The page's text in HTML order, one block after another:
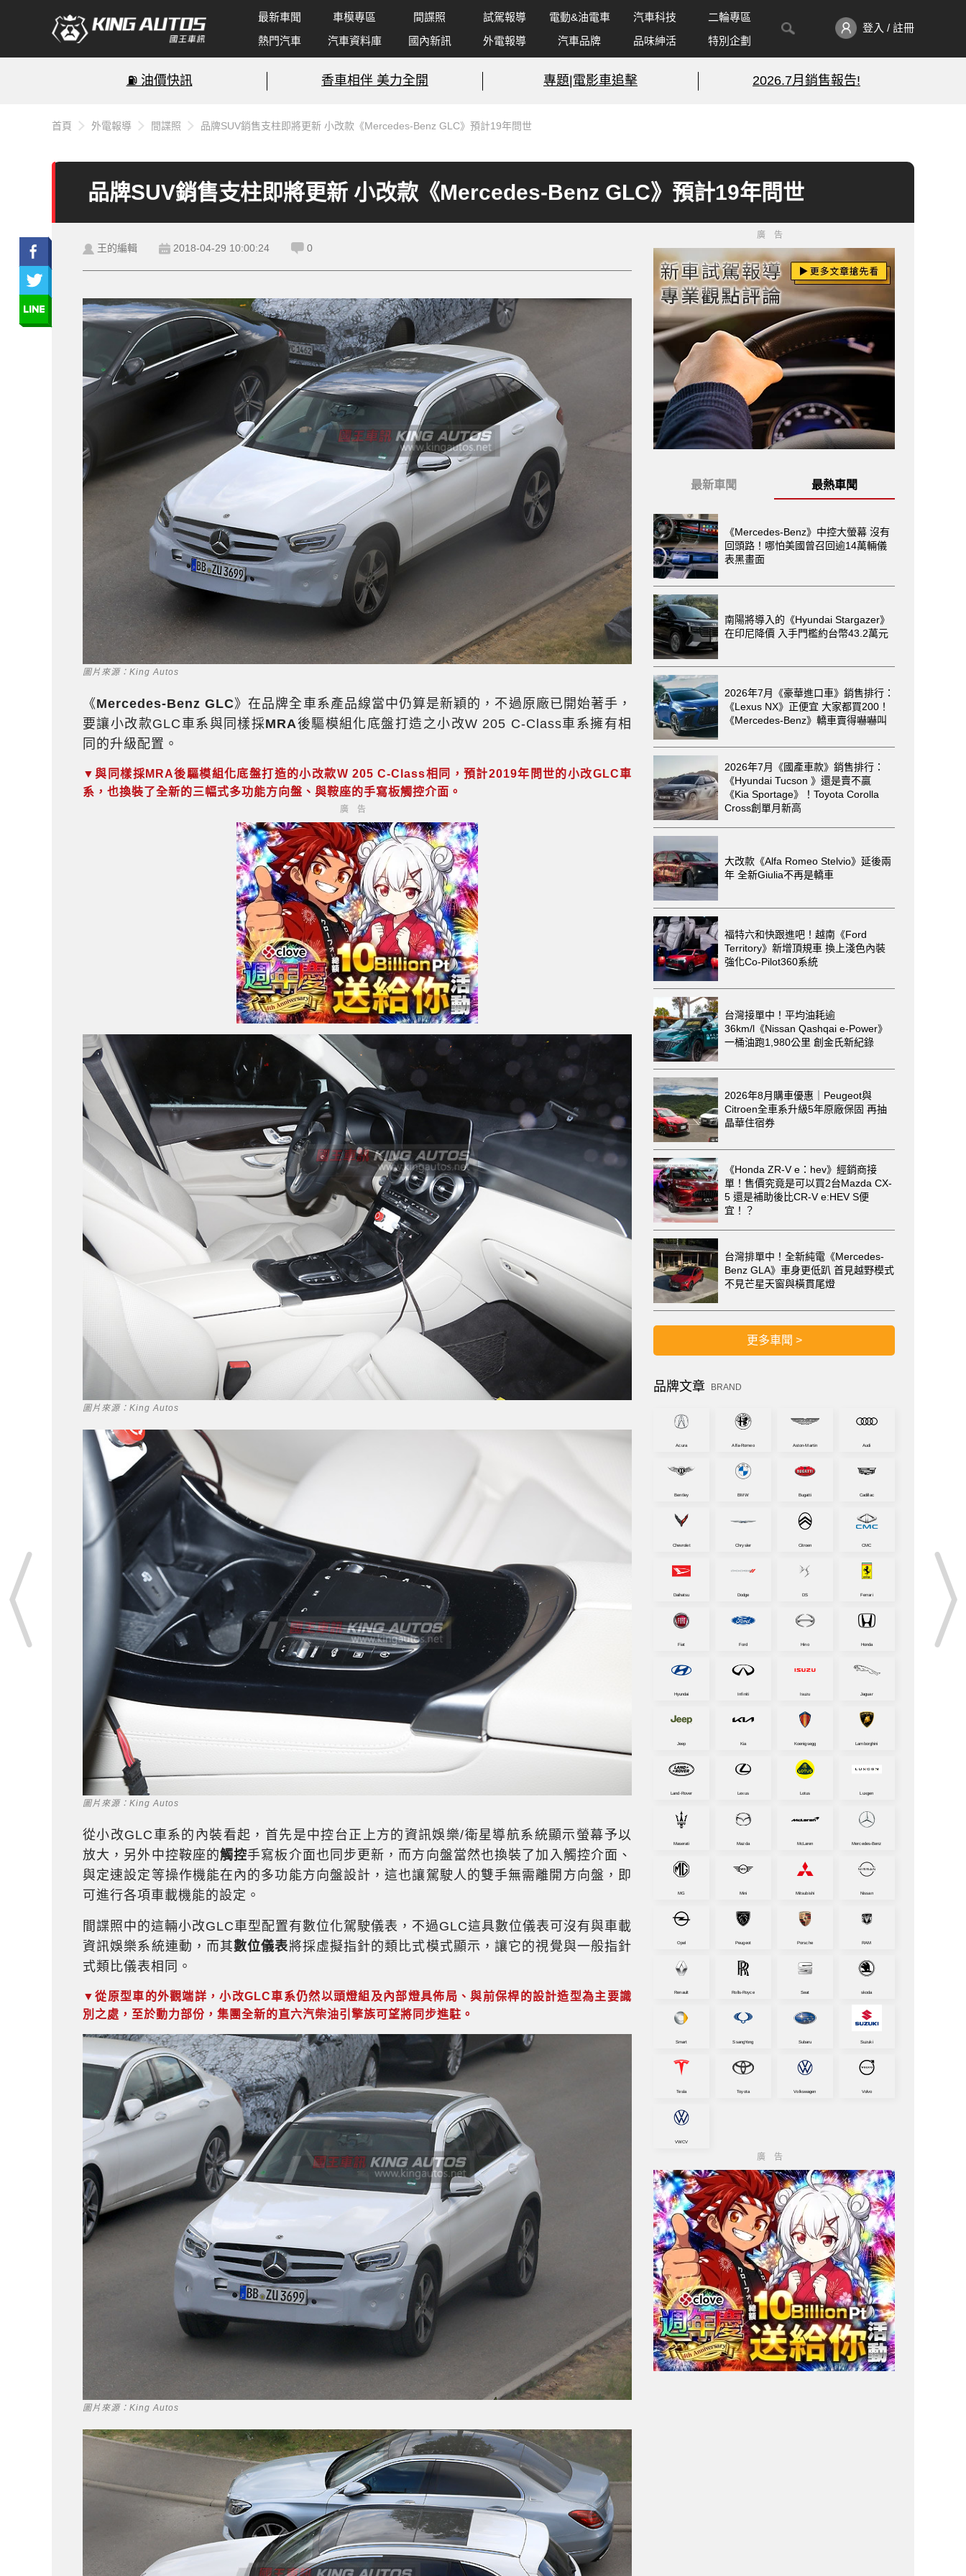
最新車聞 車模專區 間諜照 試駕報導 電動&油電車 汽車科技
二輪專區
熱門汽車
汽車資料庫 國內新訊 外電報導 汽車品牌 品味紳活 特別企劃
登入 / 註冊
⛽️ 油價快訊 香車相伴 美力全開 專題|電影車追擊 2026.7月銷售報告!
首頁 外電報導 間諜照 品牌SUV銷售支柱即將更新 小改款《Mercedes-Benz GLC》預計19年問世
品牌SUV銷售支柱即將更新 小改款《Mercedes-Benz GLC》預計19年問世
王的編輯 2018-04-29 10:00:24 0
圖片來源：King Autos
《Mercedes-Benz GLC》在品牌全車系產品線當中仍算是新穎的，不過原廠已開始著手，
要讓小改款GLC車系與同樣採MRA後驅模組化底盤打造之小改W 205 C-Class車系擁有相
同的升級配置。
▼與同樣採MRA後驅模組化底盤打造的小改款W 205 C-Class相同，預計2019年問世的小改GLC車
系，也換裝了全新的三幅式多功能方向盤、與鞍座的手寫板觸控介面。
廣告
圖片來源：King Autos
圖片來源：King Autos
從小改GLC車系的內裝看起，首先是中控台正上方的資訊娛樂/衛星導航系統顯示螢幕予以
放大，另外中控鞍座的觸控手寫板介面也同步更新，而方向盤當然也換裝了加入觸控介面、
與定速設定等操作機能在內的多功能方向盤設計，這也讓駕駛人的雙手無需離開方向盤，即
可進行各項車載機能的設定。
間諜照中的這輛小改GLC車型配置有數位化駕駛儀表，不過GLC這具數位儀表可沒有與車載
資訊娛樂系統連動，而其數位儀表將採虛擬指針的類比式模式顯示，讓它的視覺與一般指針
式類比儀表相同。
▼從原型車的外觀端詳，小改GLC車系仍然以頭燈組及內部燈具佈局、與前保桿的設計造型為主要識
別之處，至於動力部份，集團全新的直六汽柴油引擎族可望將同步進駐。
圖片來源：King Autos
廣告
最新車聞 最熱車聞
《Mercedes-Benz》中控大螢幕 沒有
回頭路！哪怕美國曾召回逾14萬輛儀
表黑畫面
南陽將導入的《Hyundai Stargazer》
在印尼降價 入手門檻約台幣43.2萬元
2026年7月《豪華進口車》銷售排行：
《Lexus NX》正便宜 大家都買200！
《Mercedes-Benz》轎車賣得嚇嚇叫
2026年7月《國產車款》銷售排行：
《Hyundai Tucson 》還是賣不贏
《Kia Sportage》！Toyota Corolla
Cross創單月新高
大改款《Alfa Romeo Stelvio》延後兩
年 全新Giulia不再是轎車
福特六和快跟進吧！越南《Ford
Territory》新增頂規車 換上淺色內裝
強化Co-Pilot360系統
台灣接單中！平均油耗逾
36km/l《Nissan Qashqai e-Power》
一桶油跑1,980公里 創金氏新紀錄
2026年8月購車優惠｜Peugeot與
Citroen全車系升級5年原廠保固 再抽
晶華住宿券
《Honda ZR-V e：hev》經銷商接
單！售價究竟是可以買2台Mazda CX-
5 還是補助後比CR-V e:HEV S便
宜！？
台灣排單中！全新純電《Mercedes-
Benz GLA》車身更低趴 首見越野模式
不見芒星天窗與橫貫尾燈
更多車聞 >
品牌文章 BRAND
Acura Alfa-Romeo Aston-Martin Audi
Bentley BMW Bugatti Cadillac
Chevrolet Chrysler Citroen CMC
Daihatsu Dodge DS Ferrari
Fiat Ford Hino Honda
Hyundai Infiniti Isuzu Jaguar
Jeep Kia Koenigsegg Lamborghini
Land-Rover Lexus Lotus Luxgen
Maserati Mazda McLaren Mercedes-Benz
MG Mini Mitsubishi Nissan
Opel Peugeot Porsche RAM
Renault Rolls-Royce Seat skoda
Smart SsangYong Subaru Suzuki
Tesla Toyota Volkswagen Volvo
VWCV
廣告